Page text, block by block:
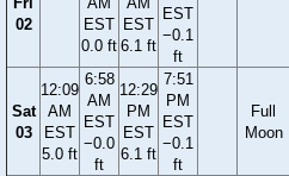
02
EST
0.0 ft
EST
6.1 ft
EST
−0.1
ft
Sat
03
12:09
AM
EST
5.0 ft
6:58
AM
EST
−0.0
ft
12:29
PM
EST
6.1 ft
7:51
PM
EST
−0.1
ft
Full
Moon